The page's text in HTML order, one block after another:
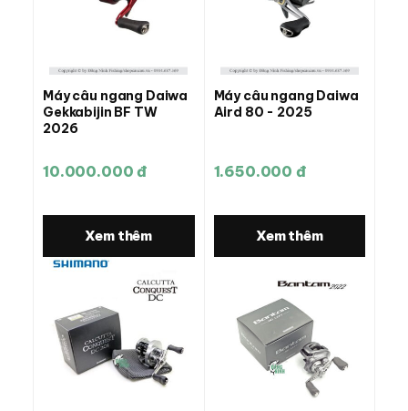
Máy câu ngang Daiwa
Gekkabijin BF TW
2026
10.000.000 đ
Xem thêm
Máy câu ngang Daiwa
Aird 80 - 2025
1.650.000 đ
Xem thêm